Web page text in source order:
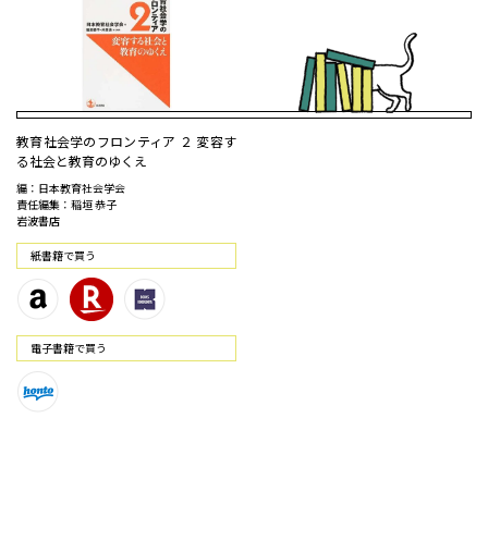
教育社会学のフロンティア ２ 変容す
る社会と教育のゆくえ
編：日本教育社会学会
責任編集：稲垣 恭子
岩波書店
紙書籍で買う
電⼦書籍で買う